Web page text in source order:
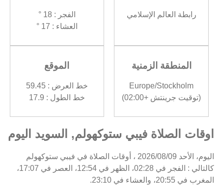
رابطة العالم الإسلامي
الفجر : 18 °
العشاء : 17 °
المنطقة الزمنية
Europe/Stockholm
(توقيت جرينتش +02:00)
الموقع
خط العرض : 59.45
خط الطول : 17.9
اوقات الصلاة فيبي ستوكهولم, السويد اليوم
اليوم، الأحد 2026/08/09 ، أوقات الصلاة في فيبي ستوكهولم
كالتالي : الفجر في 02:28، الظهر في 12:54، العصر في 17:07،
المغرب في 20:55، والعشاء في 23:10.